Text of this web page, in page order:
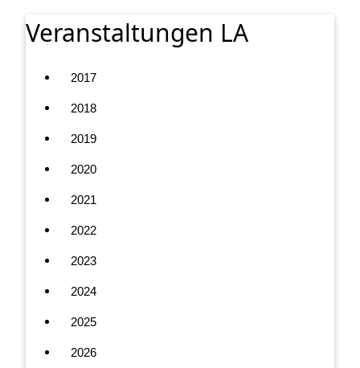
Veranstaltungen LA
2017
2018
2019
2020
2021
2022
2023
2024
2025
2026